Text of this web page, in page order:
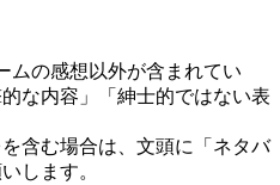
ムの感想以外が含まれてい
な内容」「紳士的ではない表
含む場合は、文頭に「ネタバ
します。